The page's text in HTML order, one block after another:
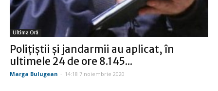
Ultima Oră
Polițiștii și jandarmii au aplicat, în
ultimele 24 de ore 8.145...
Marga Bulugean - 14:18 7 noiembrie 2020